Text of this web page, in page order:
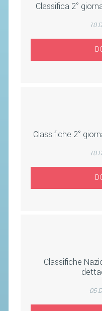
Classifica 2°
10
Classifiche 2°
10
Classifiche
05
GARE